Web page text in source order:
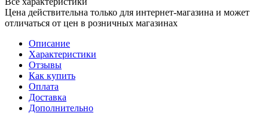
Цена действительна только для интернет-магазина и может
отличаться от цен в розничных магазинах
Описание
Характеристики
Отзывы
Как купить
Оплата
Доставка
Дополнительно